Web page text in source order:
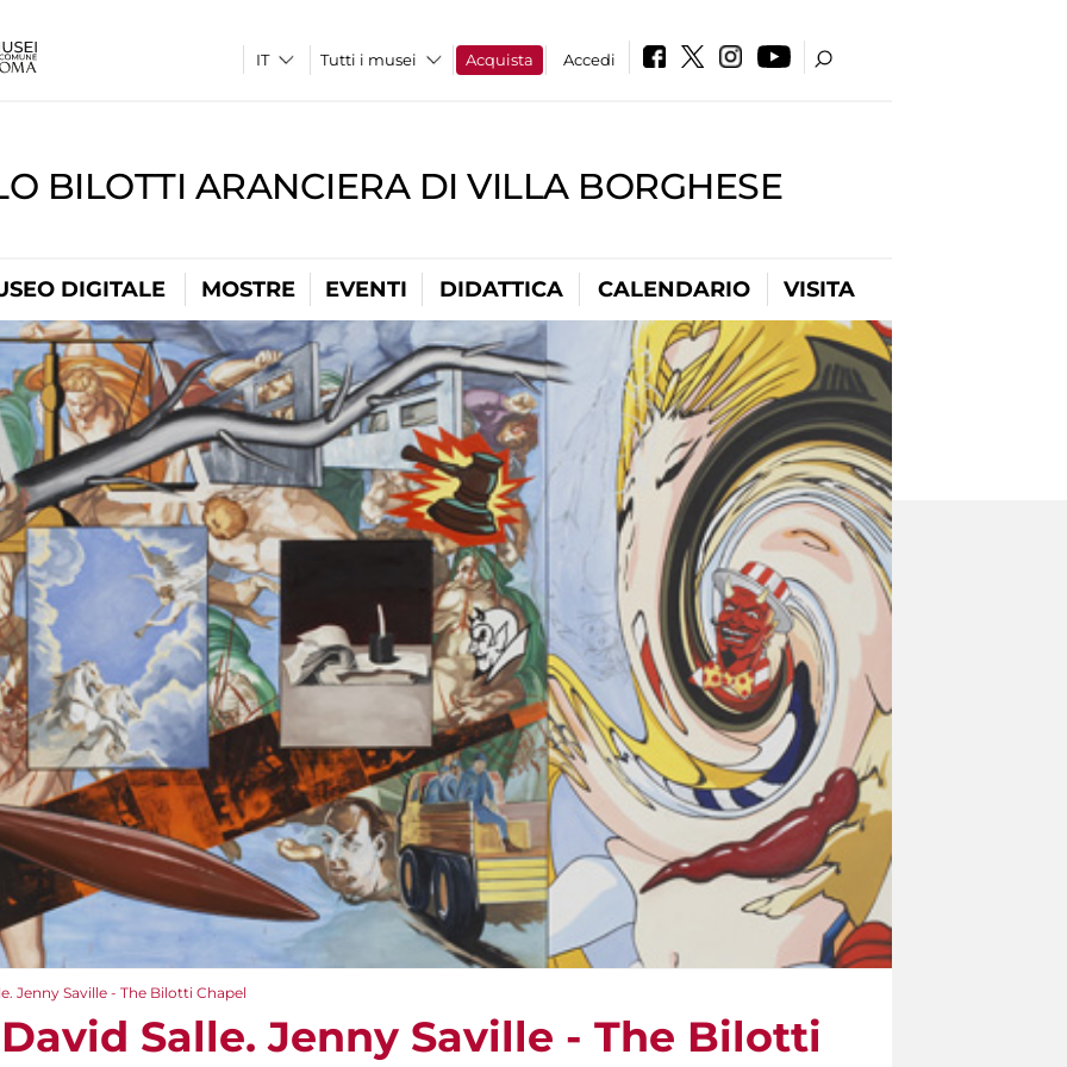
Tutti i musei Acquista Accedi
BILOTTI ARANCIERA DI VILLA BORGHESE
DIGITALE MOSTRE EVENTI DIDATTICA CALENDARIO VISITA
Jenny Saville - The Bilotti Chapel
Salle. Jenny Saville - The Bilotti